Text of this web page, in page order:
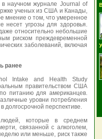
в научном журнале Journal of
ученых из США и Канады,
мнение о том, что умеренное
несет угрозы для здоровья.
относительно небольшие
риском преждевременной
заболеваний, включая
ранее
Intake and Health Study
правительством США
питанию для американцев.
уровни потребления
долгосрочной перспективе.
которые в среднем
связанной с алкоголем,
или меньше, риск также